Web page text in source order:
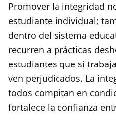
Promover la integridad
estudiante individual;
dentro del sistema
recurren a prácticas
estudiantes que sí
ven perjudicados. La
todos compitan en
fortalece la confianza